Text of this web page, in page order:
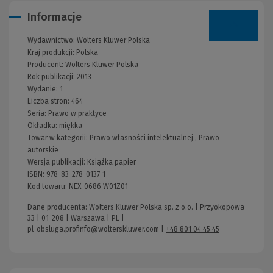
Informacje
Wydawnictwo: Wolters Kluwer Polska
Kraj produkcji: Polska
Producent: Wolters Kluwer Polska
Rok publikacji: 2013
Wydanie: 1
Liczba stron: 464
Seria: Prawo w praktyce
Okładka: miękka
Towar w kategorii: Prawo własności intelektualnej , Prawo
autorskie
Wersja publikacji: Książka papier
ISBN: 978-83-278-0137-1
Kod towaru: NEX-0686 W01Z01
Dane producenta: Wolters Kluwer Polska sp. z o.o. | Przyokopowa
33 | 01-208 | Warszawa | PL |
pl-obsluga.profinfo@wolterskluwer.com
+48 801 04 45 45